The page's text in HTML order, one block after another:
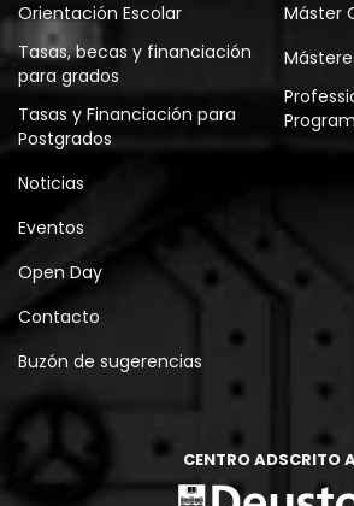
Orientación Escolar
Tasas, becas y financiación
para grados
Tasas y Financiación para
Postgrados
Máster
Noticias
Eventos
Open Day
Contacto
Buzón de sugerencias
CENTRO ADSCRITO